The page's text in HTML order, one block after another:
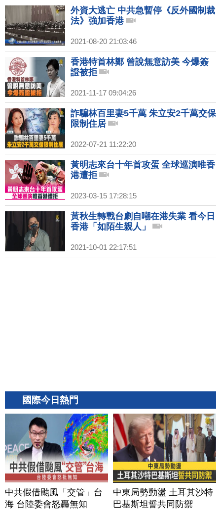
外資大逃亡 中共急暫停《反外國制裁
法》強加香港
2021-08-20 21:03:46
香港特首林鄭 曾說無意訪美 今爆簽
證被拒
2021-11-17 09:04:26
詐騙林百里妻5千萬 朱立安2千萬交保
限制住居
2022-07-21 11:22:20
黃明志來台十年首攻蛋 全球巡演唯香
港遭拒
2023-03-15 17:28:15
黃秋生轉戰台劇自嘲在港失業 看今日
香港「如陌生親人」
2021-10-01 22:17:51
國際今日熱門
中共假借颱風「交管」台
海 台陸委會怒轟無知
中東局勢動盪 土耳其沙特
巴基斯坦誓共同防禦